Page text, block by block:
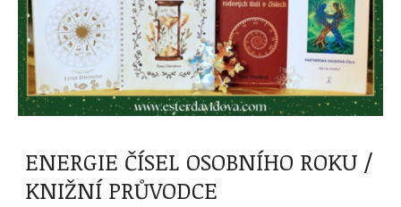
ENERGIE ČÍSEL OSOBNÍHO ROKU /
KNIŽNÍ PRŮVODCE